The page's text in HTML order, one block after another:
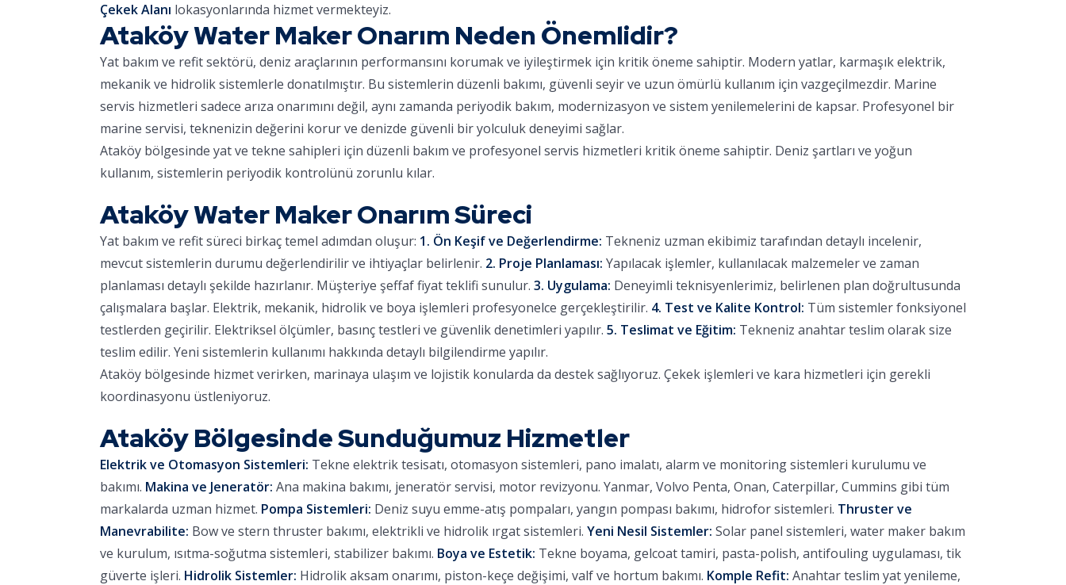
Çekek Alanı lokasyonlarında hizmet vermekteyiz.
Ataköy Water Maker Onarım Neden Önemlidir?
Yat bakım ve refit sektörü, deniz araçlarının performansını korumak ve iyileştirmek için kritik öneme sahiptir. Modern yatlar, karmaşık elektrik,
mekanik ve hidrolik sistemlerle donatılmıştır. Bu sistemlerin düzenli bakımı, güvenli seyir ve uzun ömürlü kullanım için vazgeçilmezdir. Marine
servis hizmetleri sadece arıza onarımını değil, aynı zamanda periyodik bakım, modernizasyon ve sistem yenilemelerini de kapsar. Profesyonel bir
marine servisi, teknenizin değerini korur ve denizde güvenli bir yolculuk deneyimi sağlar.
Ataköy bölgesinde yat ve tekne sahipleri için düzenli bakım ve profesyonel servis hizmetleri kritik öneme sahiptir. Deniz şartları ve yoğun
kullanım, sistemlerin periyodik kontrolünü zorunlu kılar.
Ataköy Water Maker Onarım Süreci
Yat bakım ve refit süreci birkaç temel adımdan oluşur: 1. Ön Keşif ve Değerlendirme: Tekneniz uzman ekibimiz tarafından detaylı incelenir,
mevcut sistemlerin durumu değerlendirilir ve ihtiyaçlar belirlenir. 2. Proje Planlaması: Yapılacak işlemler, kullanılacak malzemeler ve zaman
planlaması detaylı şekilde hazırlanır. Müşteriye şeffaf fiyat teklifi sunulur. 3. Uygulama: Deneyimli teknisyenlerimiz, belirlenen plan doğrultusunda
çalışmalara başlar. Elektrik, mekanik, hidrolik ve boya işlemleri profesyonelce gerçekleştirilir. 4. Test ve Kalite Kontrol: Tüm sistemler fonksiyonel
testlerden geçirilir. Elektriksel ölçümler, basınç testleri ve güvenlik denetimleri yapılır. 5. Teslimat ve Eğitim: Tekneniz anahtar teslim olarak size
teslim edilir. Yeni sistemlerin kullanımı hakkında detaylı bilgilendirme yapılır.
Ataköy bölgesinde hizmet verirken, marinaya ulaşım ve lojistik konularda da destek sağlıyoruz. Çekek işlemleri ve kara hizmetleri için gerekli
koordinasyonu üstleniyoruz.
Ataköy Bölgesinde Sunduğumuz Hizmetler
Elektrik ve Otomasyon Sistemleri: Tekne elektrik tesisatı, otomasyon sistemleri, pano imalatı, alarm ve monitoring sistemleri kurulumu ve
bakımı. Makina ve Jeneratör: Ana makina bakımı, jeneratör servisi, motor revizyonu. Yanmar, Volvo Penta, Onan, Caterpillar, Cummins gibi tüm
markalarda uzman hizmet. Pompa Sistemleri: Deniz suyu emme-atış pompaları, yangın pompası bakımı, hidrofor sistemleri. Thruster ve
Manevrabilite: Bow ve stern thruster bakımı, elektrikli ve hidrolik ırgat sistemleri. Yeni Nesil Sistemler: Solar panel sistemleri, water maker bakım
ve kurulum, ısıtma-soğutma sistemleri, stabilizer bakımı. Boya ve Estetik: Tekne boyama, gelcoat tamiri, pasta-polish, antifouling uygulaması, tik
güverte işleri. Hidrolik Sistemler: Hidrolik aksam onarımı, piston-keçe değişimi, valf ve hortum bakımı. Komple Refit: Anahtar teslim yat yenileme,